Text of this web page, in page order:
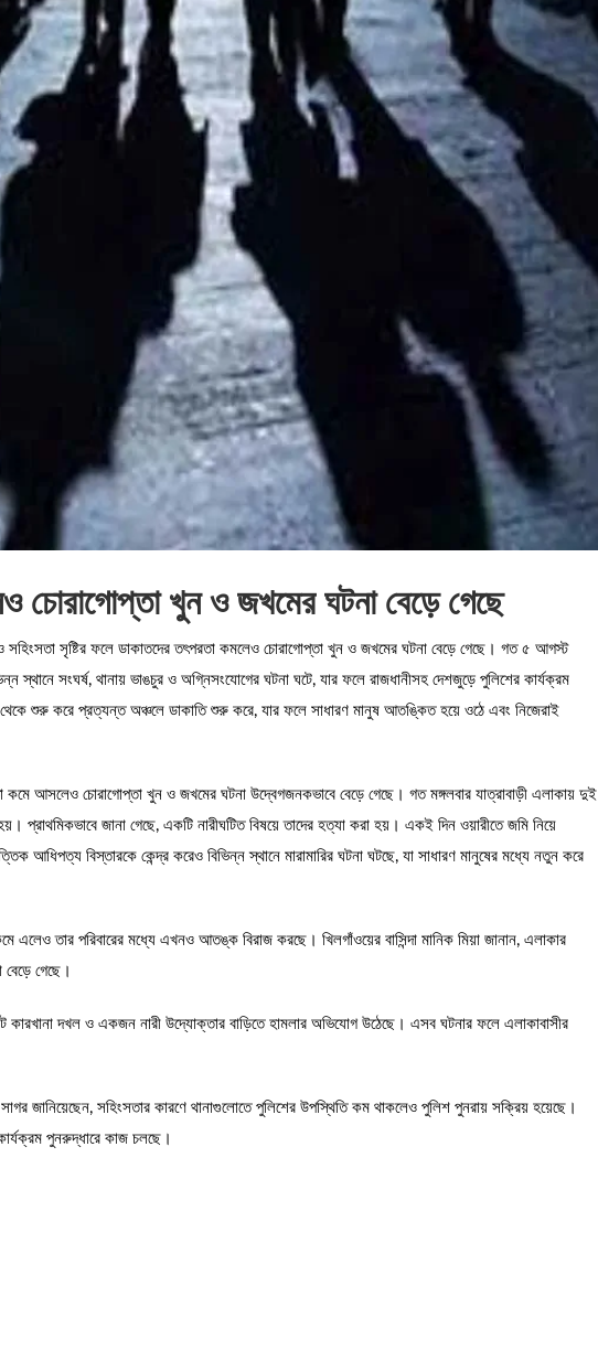
চোরাগোপ্তা খুন ও জখমের ঘটনা বেড়ে গেছে
সহিংসতা সৃষ্টির ফলে ডাকাতদের তৎপরতা কমলেও চোরাগোপ্তা খুন ও জখমের ঘটনা বেড়ে গেছে। গত ৫ আগস্ট
স্থানে সংঘর্ষ, থানায় ভাঙচুর ও অগ্নিসংযোগের ঘটনা ঘটে, যার ফলে রাজধানীসহ দেশজুড়ে পুলিশের কার্যক্রম
শুরু করে প্রত্যন্ত অঞ্চলে ডাকাতি শুরু করে, যার ফলে সাধারণ মানুষ আতঙ্কিত হয়ে ওঠে এবং নিজেরাই
কমে আসলেও চোরাগোপ্তা খুন ও জখমের ঘটনা উদ্বেগজনকভাবে বেড়ে গেছে। গত মঙ্গলবার যাত্রাবাড়ী এলাকায় দুই
প্রাথমিকভাবে জানা গেছে, একটি নারীঘটিত বিষয়ে তাদের হত্যা করা হয়। একই দিন ওয়ারীতে জমি নিয়ে
আধিপত্য বিস্তারকে কেন্দ্র করেও বিভিন্ন স্থানে মারামারির ঘটনা ঘটছে, যা সাধারণ মানুষের মধ্যে নতুন করে
এলেও তার পরিবারের মধ্যে এখনও আতঙ্ক বিরাজ করছে। খিলগাঁওয়ের বাসিন্দা মানিক মিয়া জানান, এলাকার
বেড়ে গেছে।
কারখানা দখল ও একজন নারী উদ্যোক্তার বাড়িতে হামলার অভিযোগ উঠেছে। এসব ঘটনার ফলে এলাকাবাসীর
জানিয়েছেন, সহিংসতার কারণে থানাগুলোতে পুলিশের উপস্থিতি কম থাকলেও পুলিশ পুনরায় সক্রিয় হয়েছে।
পুনরুদ্ধারে কাজ চলছে।